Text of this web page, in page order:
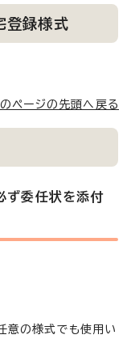
登録様式
のページの先頭へ戻る
ず委任状を添付
意の様式でも使用い